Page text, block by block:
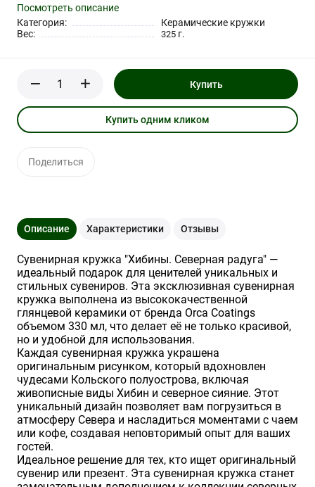
Посмотреть описание
Категория:
Керамические кружки
Вес:
325 г.
Купить
Купить одним кликом
Поделиться
Описание Характеристики Отзывы
Сувенирная кружка "Хибины. Северная радуга" —
идеальный подарок для ценителей уникальных и
стильных сувениров. Эта эксклюзивная сувенирная
кружка выполнена из высококачественной
глянцевой керамики от бренда Orca Coatings
объемом 330 мл, что делает её не только красивой,
но и удобной для использования.
Каждая сувенирная кружка украшена
оригинальным рисунком, который вдохновлен
чудесами Кольского полуострова, включая
живописные виды Хибин и северное сияние. Этот
уникальный дизайн позволяет вам погрузиться в
атмосферу Севера и насладиться моментами с чаем
или кофе, создавая неповторимый опыт для ваших
гостей.
Идеальное решение для тех, кто ищет оригинальный
сувенир или презент. Эта сувенирная кружка станет